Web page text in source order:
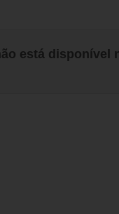
está disponível